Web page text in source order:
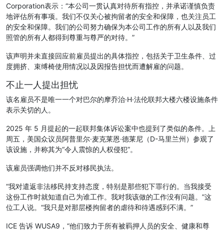
Corporation表示：“本公司一贯认真对待所有指控，并承诺谨慎负责
地评估所有事项。我们不仅关心被拘留者的安全和保障，也关注员工
的安全和保障。我们的公司努力确保为本公司工作的所有人以及我们
照管的所有人都得到尊重与尊严的对待。”
该声明并未直接回应前雇员提出的具体指控，包括关于卫生条件、过
度拥挤、束缚椅使用情况以及因报告担忧而遭解雇的问题。
不止一人提出担忧
该名雇员不是唯一一个对巴尔的摩乔治·H·法伦联邦大楼六楼设施条件
表示关切的人。
2025 年 5 月提起的一起联邦集体诉讼案中也提到了类似的条件。上
周五，美国众议员阿普里尔·麦克莱恩·德莱尼（D-马里兰州）参观了
该设施，并称其为“令人震惊的人权侵犯”。
该雇员强调他们并不反对移民执法。
“我对遣返非法移民持支持态度，特别是那些犯下罪行的。当我接受
这份工作时就知道自己为谁工作。我对我该做的工作没有问题。”这
位工人说。“我只是对那层楼拘留者的虐待和待遇感到不满。”
ICE 告诉 WUSA9，“他们致力于所有被羁押人员的安全、健康和尊